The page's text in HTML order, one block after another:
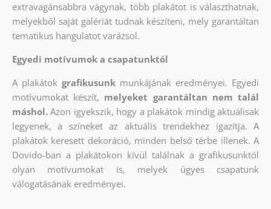
extravagánsabbra vágynak, több plakátot is választhatnak,
melyekből saját galériát tudnak készíteni, mely garantáltan
tematikus hangulatot varázsol.
Egyedi motívumok a csapatunktól
A plakátok grafikusunk munkájának eredményei. Egyedi
motívumokat készít, melyeket garantáltan nem talál
máshol. Azon igyekszik, hogy a plakátok mindig aktuálisak
legyenek, a színeket az aktuális trendekhez igazítja. A
plakátok keresett dekoráció, minden belső térbe illenek. A
Dovido-ban a plakátokon kívül találnak a grafikusunktól
olyan motívumokat is, melyek ügyes csapatunk
válogatásának eredményei.